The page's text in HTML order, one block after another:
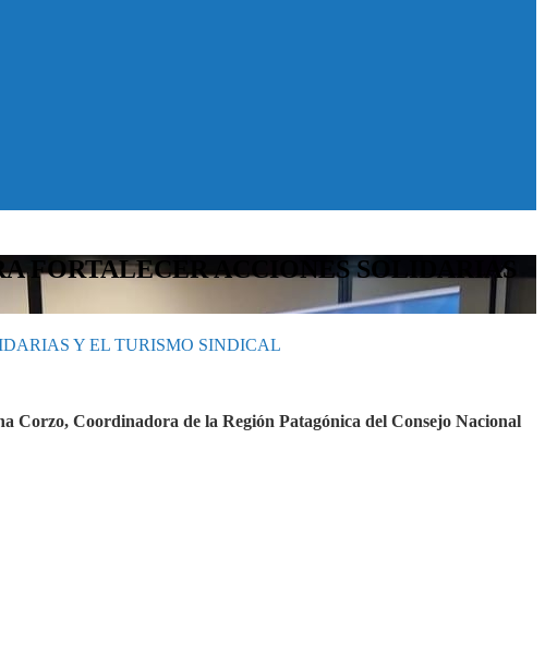
FORTALECER ACCIONES SOLIDARIAS
Y EL TURISMO SINDICAL
Corzo, Coordinadora de la Región Patagónica del Consejo Nacional